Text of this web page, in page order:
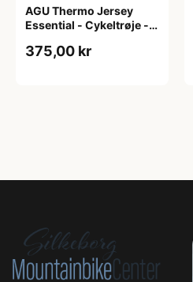
AGU Thermo Jersey
Essential - Cykeltrøje -
XXL
375,00 kr